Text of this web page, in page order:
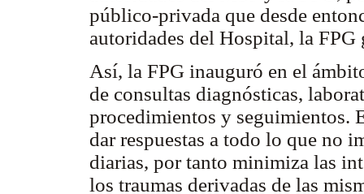
público-privada que desde
autoridades del Hospital, la
Así, la FPG inauguró en el
de consultas diagnósticas,
procedimientos y seguimientos.
dar respuestas a todo lo que no
diarias, por tanto minimiza las
los traumas derivadas de las